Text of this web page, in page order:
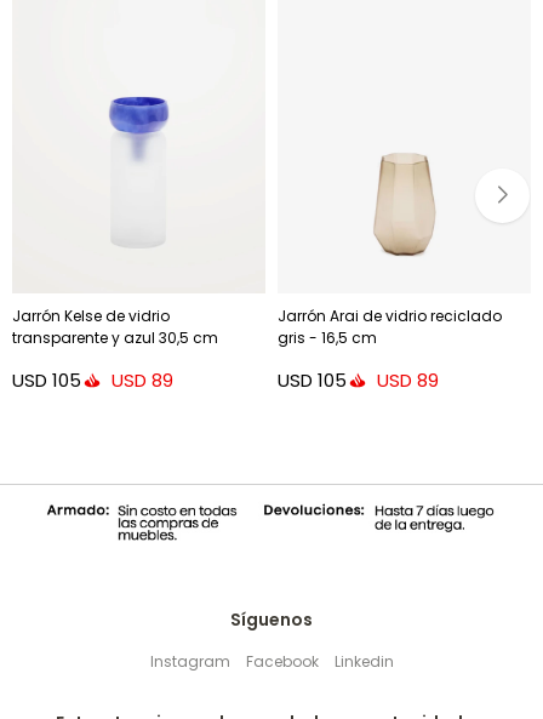
Jarrón Kelse de vidrio
transparente y azul 30,5 cm
USD 105 USD 89
Jarrón Arai de vidrio reciclado
gris - 16,5 cm
USD 105 USD 89
Síguenos
Instagram Facebook Linkedin